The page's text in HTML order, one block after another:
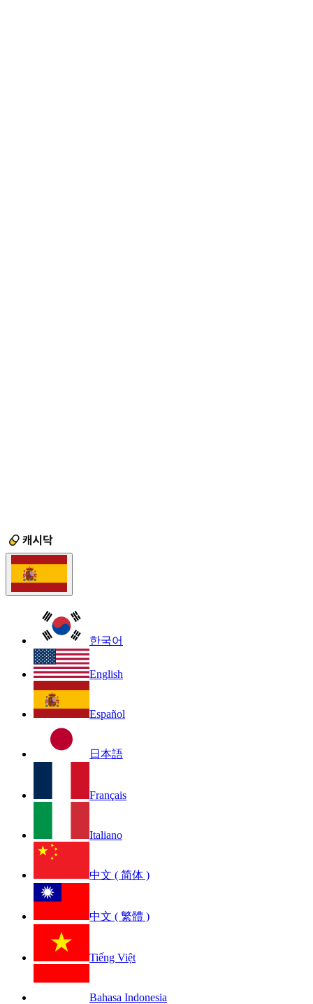
한국어
English
Español
日本語
Français
Italiano
中文 ( 简体 )
中文 ( 繁體 )
Tiếng Việt
Bahasa Indonesia